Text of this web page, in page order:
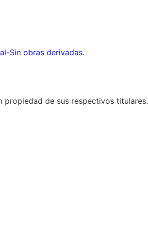
Sin obras derivadas.
propiedad de sus respectivos titulares.